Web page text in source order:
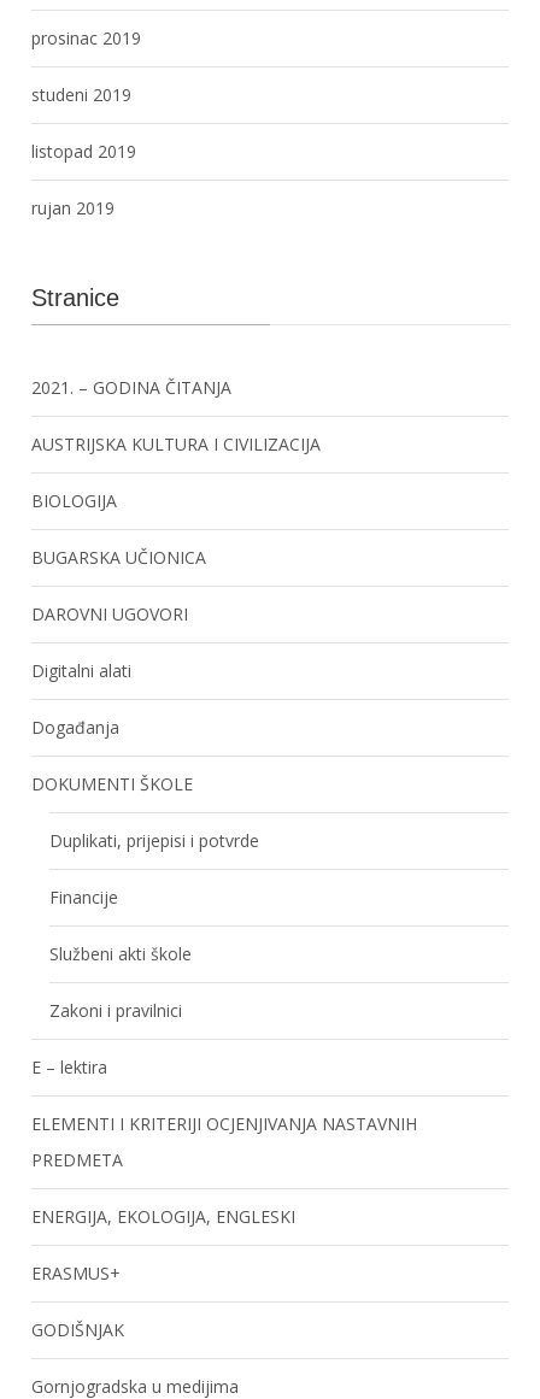
prosinac 2019
studeni 2019
listopad 2019
rujan 2019
Stranice
2021. – GODINA ČITANJA
AUSTRIJSKA KULTURA I CIVILIZACIJA
BIOLOGIJA
BUGARSKA UČIONICA
DAROVNI UGOVORI
Digitalni alati
Događanja
DOKUMENTI ŠKOLE
Duplikati, prijepisi i potvrde
Financije
Službeni akti škole
Zakoni i pravilnici
E – lektira
ELEMENTI I KRITERIJI OCJENJIVANJA NASTAVNIH
PREDMETA
ENERGIJA, EKOLOGIJA, ENGLESKI
ERASMUS+
GODIŠNJAK
Gornjogradska u medijima